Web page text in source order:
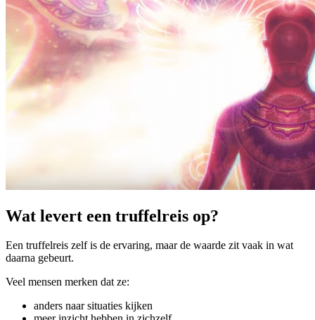
Wat levert een truffelreis op?
Een truffelreis zelf is de ervaring, maar de waarde zit vaak in wat
daarna gebeurt.
Veel mensen merken dat ze:
anders naar situaties kijken